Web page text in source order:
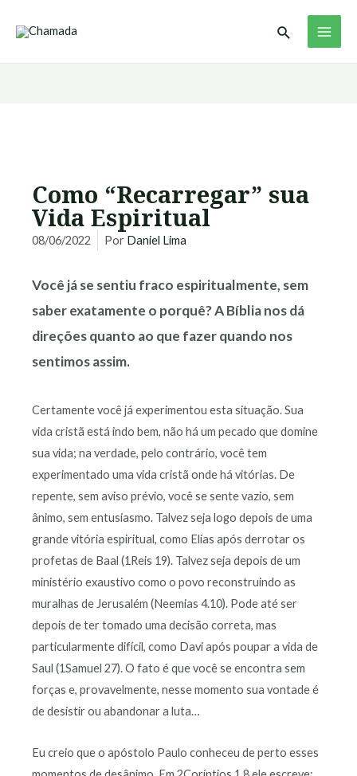
para
Pesquisar
Como “Recarregar” sua
Vida Espiritual
08/06/2022 Por Daniel Lima
Você já se sentiu fraco espiritualmente, sem
saber exatamente o porquê? A Bíblia nos dá
direções quanto ao que fazer quando nos
sentimos assim.
Certamente você já experimentou esta situação. Sua
vida cristã está indo bem, não há um pecado que domine
sua vida; na verdade, pelo contrário, você tem
experimentado uma vida cristã onde há vitórias. De
repente, sem aviso prévio, você se sente vazio, sem
ânimo, sem entusiasmo. Talvez seja logo depois de uma
grande vitória espiritual, como Elias após derrotar os
profetas de Baal (1Reis 19). Talvez seja depois de um
ministério exaustivo como o povo reconstruindo as
muralhas de Jerusalém (Neemias 4.10). Pode até ser
depois de ter tomado uma decisão correta, mas
particularmente difícil, como Davi após poupar a vida de
Saul (1Samuel 27). O fato é que você se encontra sem
forças e, provavelmente, nesse momento sua vontade é
de desistir ou abandonar a luta…
Eu creio que o apóstolo Paulo conheceu de perto esses